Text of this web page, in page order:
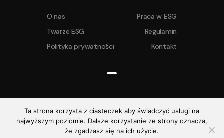
O nas
Praca w ESG
Twarze ESG
Regulamin
Polityka prywatności
Kontakt
ESG IMPULSE ©2026. Wszelkie prawa
zastrzeżone
Ta strona korzysta z ciasteczek aby świadczyć usługi na
najwyższym poziomie. Dalsze korzystanie ze strony oznacza,
że zgadzasz się na ich użycie.